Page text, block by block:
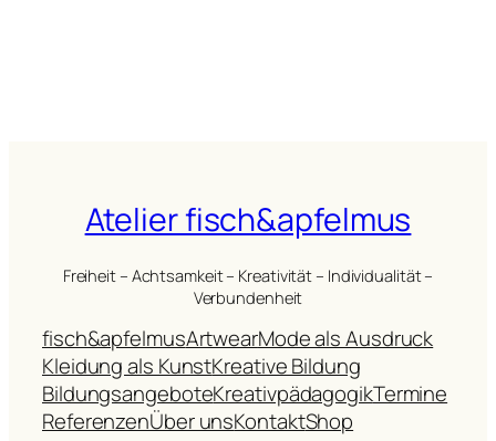
Atelier fisch&apfelmus
Freiheit – Achtsamkeit – Kreativität – Individualität –
Verbundenheit
fisch&apfelmusArtwearMode als Ausdruck
Kleidung als KunstKreative Bildung
BildungsangeboteKreativpädagogikTermine
ReferenzenÜber unsKontaktShop